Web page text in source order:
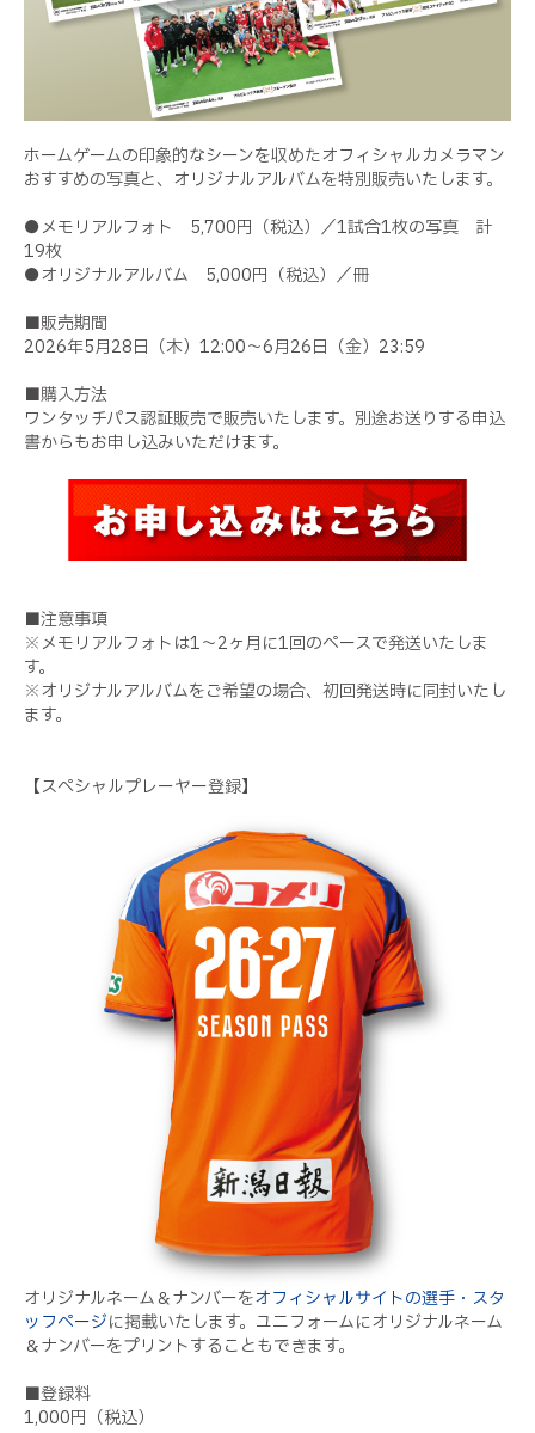
ホームゲームの印象的なシーンを収めたオフィシャルカメラマン
おすすめの写真と、オリジナルアルバムを特別販売いたします。
●メモリアルフォト 5,700円（税込）／1試合1枚の写真 計
19枚
●オリジナルアルバム 5,000円（税込）／冊
■販売期間
2026年5月28日（木）12:00～6月26日（金）23:59
■購入方法
ワンタッチパス認証販売で販売いたします。別途お送りする申込
書からもお申し込みいただけます。
■注意事項
※メモリアルフォトは1～2ヶ月に1回のペースで発送いたしま
す。
※オリジナルアルバムをご希望の場合、初回発送時に同封いたし
ます。
【スペシャルプレーヤー登録】
オリジナルネーム＆ナンバーをオフィシャルサイトの選手・スタ
ッフページに掲載いたします。ユニフォームにオリジナルネーム
＆ナンバーをプリントすることもできます。
■登録料
1,000円（税込）